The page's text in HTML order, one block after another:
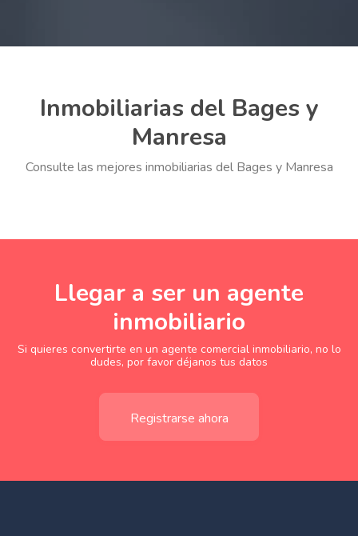
Inmobiliarias del Bages y
Manresa
Consulte las mejores inmobiliarias del Bages y Manresa
Llegar a ser un agente
inmobiliario
Si quieres convertirte en un agente comercial inmobiliario, no lo
dudes, por favor déjanos tus datos
Registrarse ahora